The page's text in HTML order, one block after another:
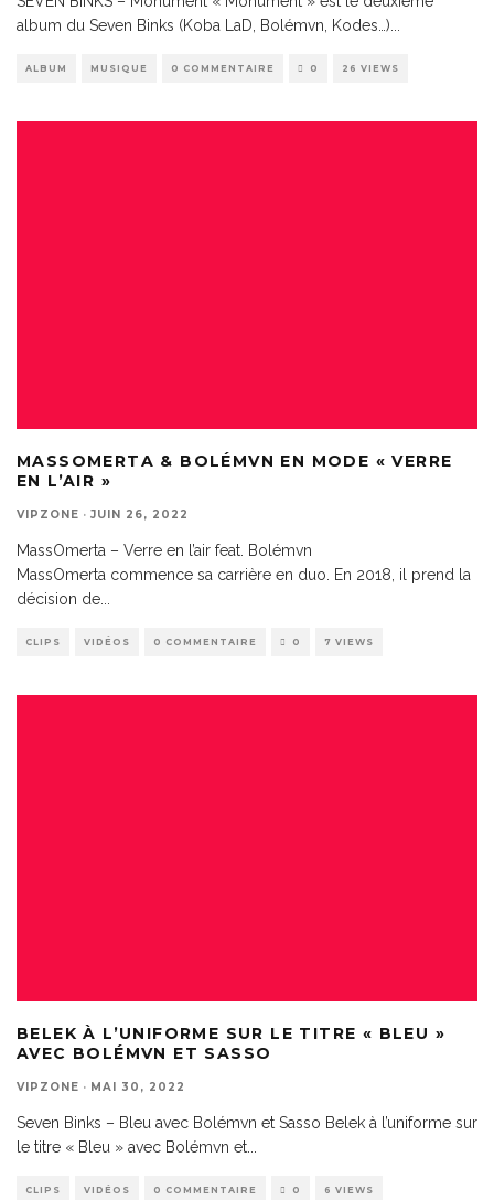
album du Seven Binks (Koba LaD, Bolémvn, Kodes…)
ALBUM MUSIQUE 0 COMMENTAIRE 0 26 VIEWS
MASSOMERTA & BOLÉMVN EN MODE « VERRE
EN L’AIR »
VIPZONE · JUIN 26, 2022
MassOmerta – Verre en l’air feat. Bolémvn
MassOmerta commence sa carrière en duo. En 2018, il prend la
décision de
CLIPS VIDÉOS 0 COMMENTAIRE 0 7 VIEWS
BELEK À L’UNIFORME SUR LE TITRE « BLEU »
AVEC BOLÉMVN ET SASSO
VIPZONE · MAI 30, 2022
Seven Binks – Bleu avec Bolémvn et Sasso Belek à l’uniforme sur
le titre « Bleu » avec Bolémvn et...
CLIPS VIDÉOS 0 COMMENTAIRE 0 6 VIEWS